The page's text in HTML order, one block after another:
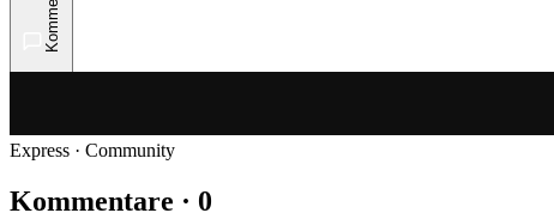
Express · Community
Kommentare · 0